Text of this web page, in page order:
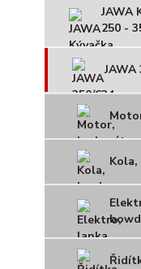
JAWA
250 -
JAWA